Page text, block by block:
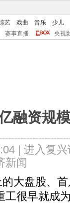
艺 戏曲 音乐
少儿
赛事直播 央视
融资规
| 进入复兴
新闻
盘股、首
很早就成